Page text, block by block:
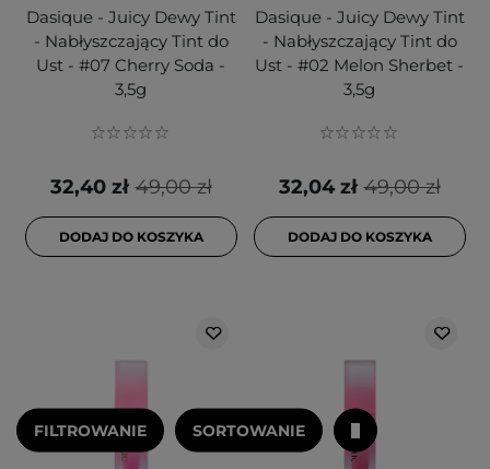
Dasique - Juicy Dewy Tint
- Nabłyszczający Tint do
Ust - #07 Cherry Soda -
3,5g
49,00 zł
32,40 zł
DODAJ DO KOSZYKA
Dasique - Juicy Dewy Tint
- Nabłyszczający Tint do
Ust - #02 Melon Sherbet -
3,5g
49,00 zł
32,04 zł
DODAJ DO KOSZYKA
FILTROWANIE SORTOWANIE